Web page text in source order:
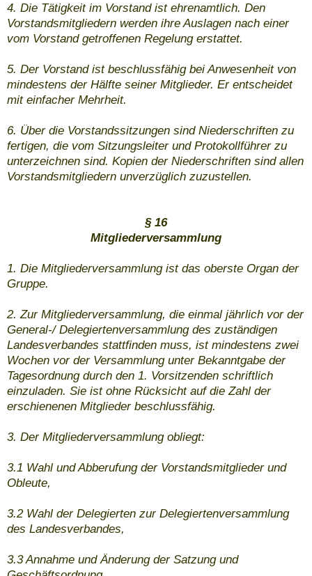
4. Die Tätigkeit im Vorstand ist ehrenamtlich. Den
Vorstandsmitgliedern werden ihre Auslagen nach einer
vom Vorstand getroffenen Regelung erstattet.
5. Der Vorstand ist beschlussfähig bei Anwesenheit von
mindestens der Hälfte seiner Mitglieder. Er entscheidet
mit einfacher Mehrheit.
6. Über die Vorstandssitzungen sind Niederschriften zu
fertigen, die vom Sitzungsleiter und Protokollführer zu
unterzeichnen sind. Kopien der Niederschriften sind allen
Vorstandsmitgliedern unverzüglich zuzustellen.
§ 16
Mitgliederversammlung
1. Die Mitgliederversammlung ist das oberste Organ der
Gruppe.
2. Zur Mitgliederversammlung, die einmal jährlich vor der
General-/ Delegiertenversammlung des zuständigen
Landesverbandes stattfinden muss, ist mindestens zwei
Wochen vor der Versammlung unter Bekanntgabe der
Tagesordnung durch den 1. Vorsitzenden schriftlich
einzuladen. Sie ist ohne Rücksicht auf die Zahl der
erschienenen Mitglieder beschlussfähig.
3. Der Mitgliederversammlung obliegt:
3.1 Wahl und Abberufung der Vorstandsmitglieder und
Obleute,
3.2 Wahl der Delegierten zur Delegiertenversammlung
des Landesverbandes,
3.3 Annahme und Änderung der Satzung und